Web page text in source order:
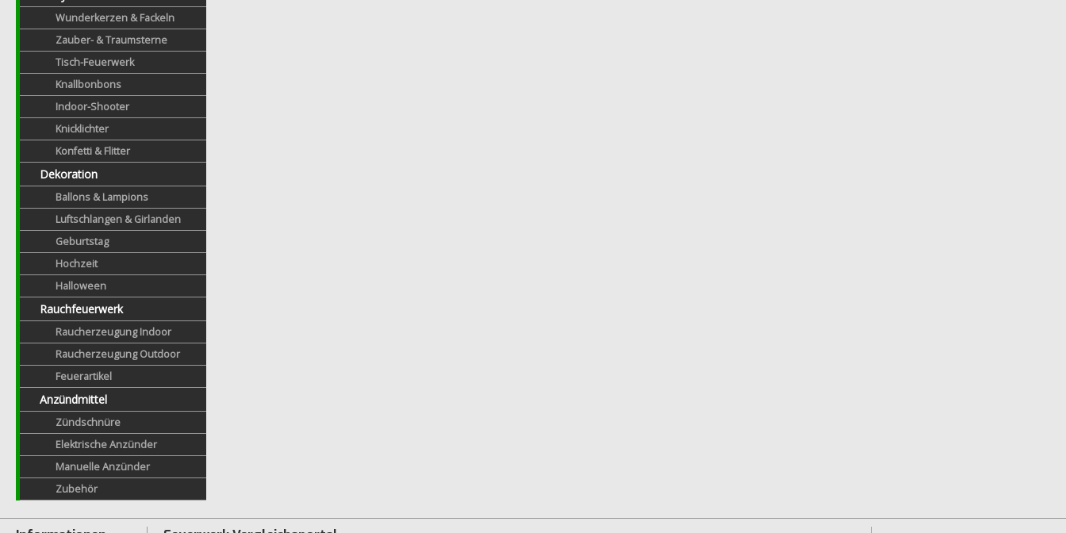
Wunderkerzen & Fackeln
Zauber- & Traumsterne
Tisch-Feuerwerk
Knallbonbons
Indoor-Shooter
Knicklichter
Konfetti & Flitter
Dekoration
Ballons & Lampions
Luftschlangen & Girlanden
Geburtstag
Hochzeit
Halloween
Rauchfeuerwerk
Raucherzeugung Indoor
Raucherzeugung Outdoor
Feuerartikel
Anzündmittel
Zündschnüre
Elektrische Anzünder
Manuelle Anzünder
Zubehör